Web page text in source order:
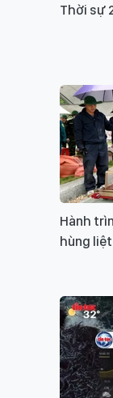
Thời sự
Hành
hùng